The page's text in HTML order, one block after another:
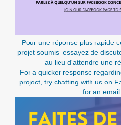
Pour une réponse plus rapide
projet soumis, essayez de
au lieu d'attendre une
For a quicker response
project, try chatting with us on
for an email